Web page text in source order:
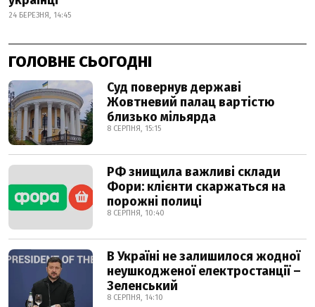
24 БЕРЕЗНЯ, 14:45
ГОЛОВНЕ СЬОГОДНІ
Суд повернув державі
Жовтневий палац вартістю
близько мільярда
8 СЕРПНЯ, 15:15
РФ знищила важливі склади
Фори: клієнти скаржаться на
порожні полиці
8 СЕРПНЯ, 10:40
В Україні не залишилося жодної
неушкодженої електростанції –
Зеленський
8 СЕРПНЯ, 14:10